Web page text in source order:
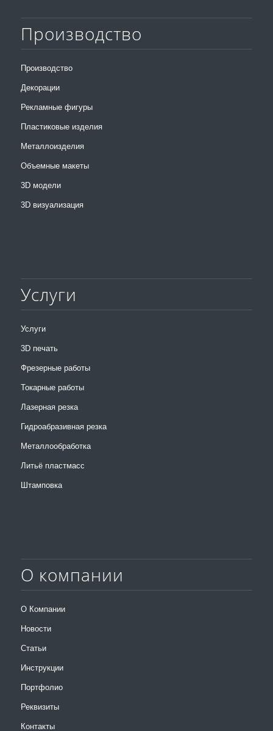
Производство
Производство
Декорации
Рекламные фигуры
Пластиковые изделия
Металлоизделия
Объемные макеты
3D модели
3D визуализация
Услуги
Услуги
3D печать
Фрезерные работы
Токарные работы
Лазерная резка
Гидроабразивная резка
Металлообработка
Литьё пластмасс
Штамповка
О компании
О Компании
Новости
Статьи
Инструкции
Портфолио
Реквизиты
Контакты